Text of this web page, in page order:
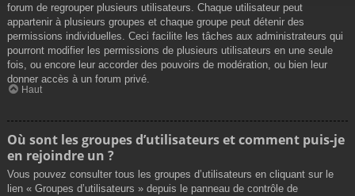
forum de regrouper plusieurs utilisateurs. Chaque utilisateur peut
appartenir à plusieurs groupes et chaque groupe peut détenir des
permissions individuelles. Ceci facilite les tâches aux administrateurs qui
pourront modifier les permissions de plusieurs utilisateurs en une seule
fois, ou encore leur accorder des pouvoirs de modération, ou bien leur
donner accès à un forum privé.
Haut
Où sont les groupes d’utilisateurs et comment puis-je
en rejoindre un ?
Vous pouvez consulter tous les groupes d’utilisateurs en cliquant sur le
lien « Groupes d’utilisateurs » depuis le panneau de contrôle de